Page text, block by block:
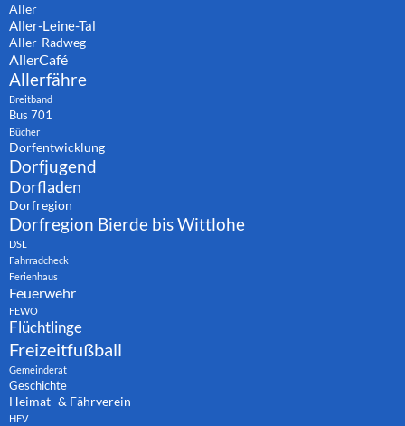
Aller
Aller-Leine-Tal
Aller-Radweg
AllerCafé
Allerfähre
Breitband
Bus 701
Bücher
Dorfentwicklung
Dorfjugend
Dorfladen
Dorfregion
Dorfregion Bierde bis Wittlohe
DSL
Fahrradcheck
Ferienhaus
Feuerwehr
FEWO
Flüchtlinge
Freizeitfußball
Gemeinderat
Geschichte
Heimat- & Fährverein
HFV